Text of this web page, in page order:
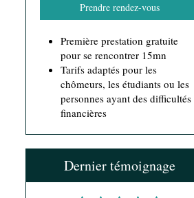
Prendre rendez-vous
Première prestation gratuite
pour se rencontrer 15mn
Tarifs adaptés pour les
chômeurs, les étudiants ou les
personnes ayant des difficultés
financières
Dernier témoignage